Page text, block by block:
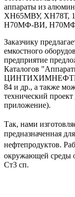
аппараты из
ХН65МВУ, ХН78Т,
Н70МФ-ВИ,
Заказчику
емкостного
предприятие
Каталогов
84 и др., а также
технический
приложение).
Так, нами
предназначенная
нефтепродуктов.
окружающей среды
Ст3 сп.